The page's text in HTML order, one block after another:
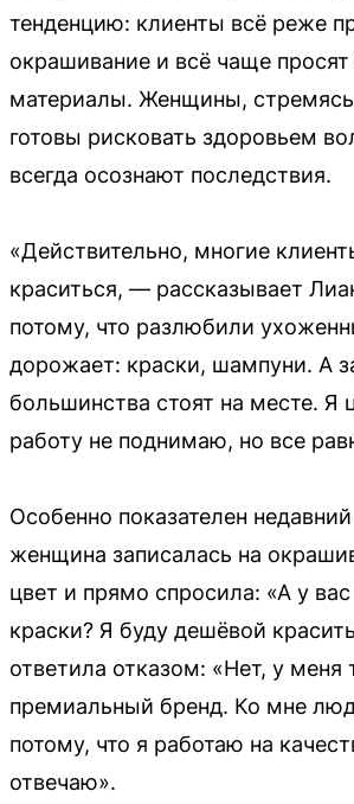
тенденцию: клиенты всё реже
окрашивание и всё чаще
материалы. Женщины,
готовы рисковать здоровьем
всегда осознают последствия.
«Действительно, многие
краситься, — рассказывает
потому, что разлюбили
дорожает: краски, шампуни. А
большинства стоят на месте. Я
работу не поднимаю, но все
Особенно показателен
женщина записалась на
цвет и прямо спросила: «А у
краски? Я буду дешёвой
ответила отказом: «Нет, у меня
премиальный бренд. Ко мне
потому, что я работаю на
отвечаю».